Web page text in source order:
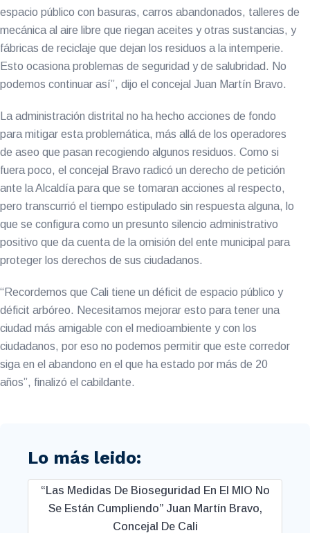
espacio público con basuras, carros abandonados, talleres de
mecánica al aire libre que riegan aceites y otras sustancias, y
fábricas de reciclaje que dejan los residuos a la intemperie.
Esto ocasiona problemas de seguridad y de salubridad. No
podemos continuar así”, dijo el concejal Juan Martín Bravo.
La administración distrital no ha hecho acciones de fondo
para mitigar esta problemática, más allá de los operadores
de aseo que pasan recogiendo algunos residuos. Como si
fuera poco, el concejal Bravo radicó un derecho de petición
ante la Alcaldía para que se tomaran acciones al respecto,
pero transcurrió el tiempo estipulado sin respuesta alguna, lo
que se configura como un presunto silencio administrativo
positivo que da cuenta de la omisión del ente municipal para
proteger los derechos de sus ciudadanos.
“Recordemos que Cali tiene un déficit de espacio público y
déficit arbóreo. Necesitamos mejorar esto para tener una
ciudad más amigable con el medioambiente y con los
ciudadanos, por eso no podemos permitir que este corredor
siga en el abandono en el que ha estado por más de 20
años”, finalizó el cabildante.
Lo más leido:
“Las Medidas De Bioseguridad En El MIO No
Se Están Cumpliendo” Juan Martín Bravo,
Concejal De Cali